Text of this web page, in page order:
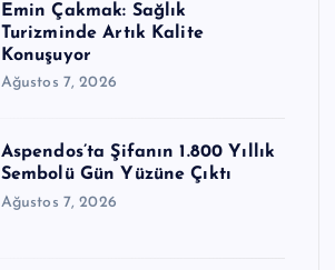
Emin Çakmak: Sağlık
Turizminde Artık Kalite
Konuşuyor
Ağustos 7, 2026
Aspendos’ta Şifanın 1.800 Yıllık
Sembolü Gün Yüzüne Çıktı
Ağustos 7, 2026